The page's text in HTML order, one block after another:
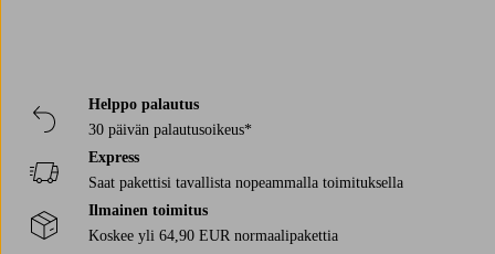
Helppo palautus
30 päivän palautusoikeus*
Express
Saat pakettisi tavallista nopeammalla toimituksella
Ilmainen toimitus
Koskee yli 64,90 EUR normaalipakettia